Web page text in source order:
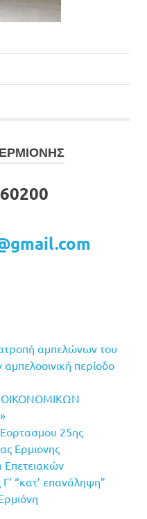
αμπελώνων του
αμπελοοινική περίοδο
25ης
Ερμιονης
“κατ’ επανάληψη”